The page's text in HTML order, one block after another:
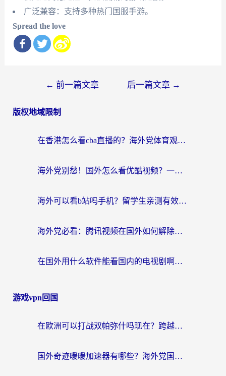
广泛兼容：支持多种热门国服手游。
Spread the love
导
← 前一篇文章 后一篇文章 →
版权地域限制
在香港怎么看cba直播的？海外党体育观赛终极指南：告别版权限制，畅享中文解说
海外党别愁！国外怎么看优酷视频？一招解决追剧、看直播难题
海外可以看b站吗手机？留学生亲测有效的回国加速指南
海外党必看：腾讯视频在国外如何解除地域限制？附优酷咪咕使用指南
在国外用什么软件能看国内的电视剧啊？留学生亲测有效的回国加速方案
游戏vpn回国
在欧洲可以打战双帕弥什吗现在？跨越延迟墙的实战指南
国外奇迹暖暖加速器有哪些？海外党国服游戏畅玩终极指南（附亲测推荐）